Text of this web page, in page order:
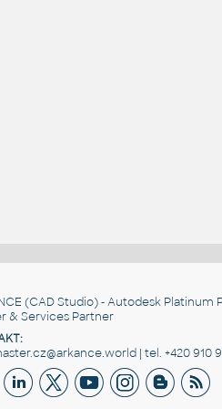
(CAD Studio) - Autodesk Platinum
& Services Partner
| tel. +420 910